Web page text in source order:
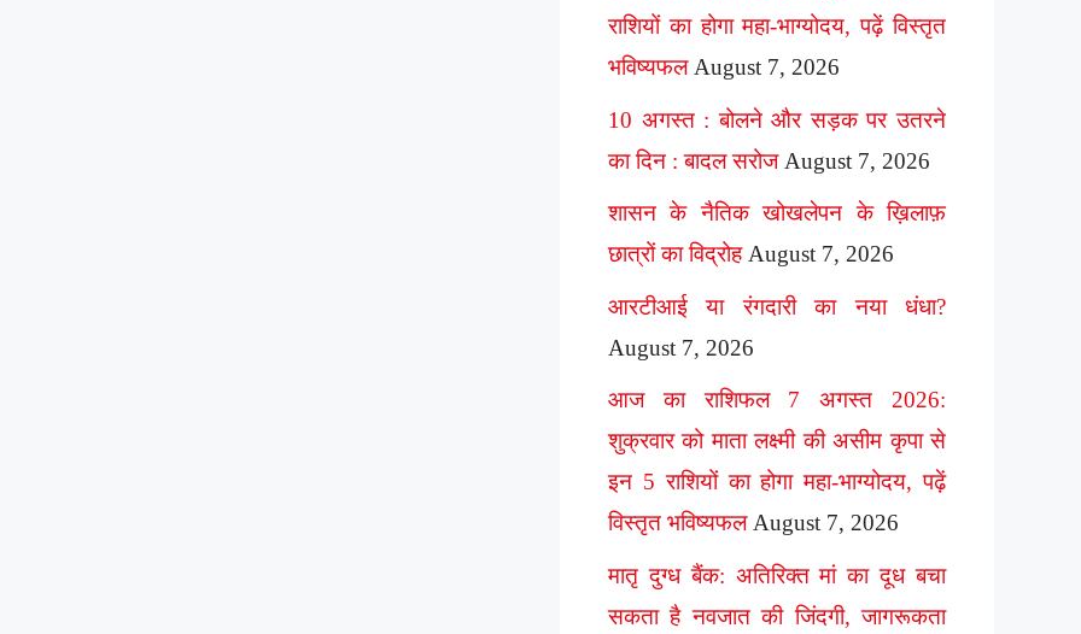
राशियों का होगा महा-भाग्योदय, पढ़ें विस्तृत
भविष्यफल August 7, 2026
10 अगस्त : बोलने और सड़क पर उतरने
का दिन : बादल सरोज August 7, 2026
शासन के नैतिक खोखलेपन के ख़िलाफ़
छात्रों का विद्रोह August 7, 2026
आरटीआई या रंगदारी का नया धंधा?
August 7, 2026
आज का राशिफल 7 अगस्त 2026:
शुक्रवार को माता लक्ष्मी की असीम कृपा से
इन 5 राशियों का होगा महा-भाग्योदय, पढ़ें
विस्तृत भविष्यफल August 7, 2026
मातृ दुग्ध बैंक: अतिरिक्त मां का दूध बचा
सकता है नवजात की जिंदगी, जागरूकता